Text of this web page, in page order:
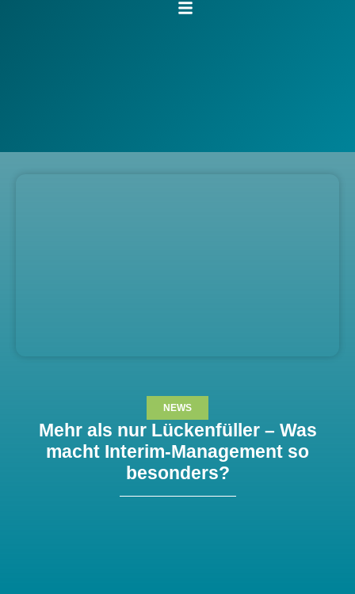
NEWS
Mehr als nur Lückenfüller – Was
macht Interim-Management so
besonders?